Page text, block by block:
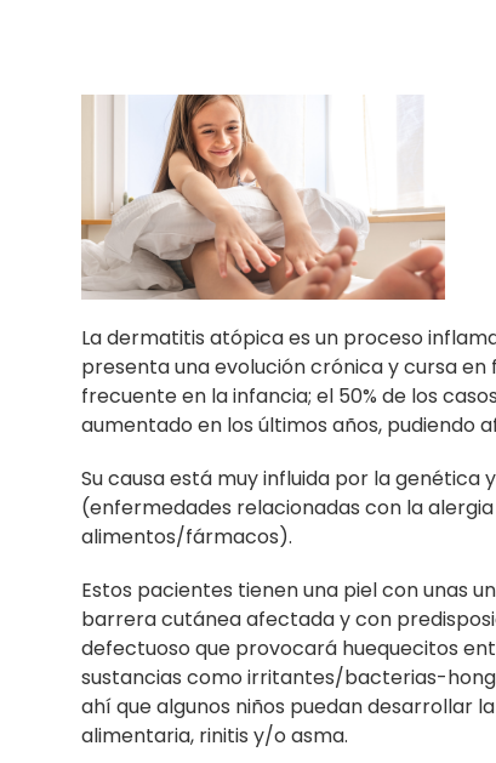
La dermatitis atópica es un proceso
presenta una evolución crónica y cursa
frecuente en la infancia; el 50% de los
aumentado en los últimos años, pudiendo
Su causa está muy influida por la genética
(enfermedades relacionadas con la
alimentos/fármacos).
Estos pacientes tienen una piel con unas
barrera cutánea afectada y con
defectuoso que provocará huequecitos
sustancias como irritantes/bacterias-
ahí que algunos niños puedan desarrollar
alimentaria, rinitis y/o asma.